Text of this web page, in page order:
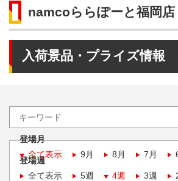
namcoららぽーと福岡店
入荷景品・プライズ情報
登場月
全て表示
9月 8月 7月
登場週
全て表示
5週 4週 3週